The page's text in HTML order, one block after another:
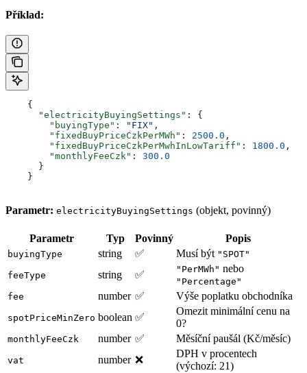
Příklad:
    {
      "electricityBuyingSettings"
: {
        "buyingType"
: "FIX" ,
        "fixedBuyPriceCzkPerMWh"
: 2500.0 ,
        "fixedBuyPriceCzkPerMwhInLowTariff"
: 1800.0 ,
        "monthlyFeeCzk"
: 300.0
      }
    }
Parametr: electricityBuyingSettings (objekt, povinný)
Parametr Typ Povinný Popis
buyingType string ✅ Musí být "SPOT"
feeType string ✅ "PerMWh" nebo
"Percentage"
fee
number ✅ Výše poplatku obchodníka
spotPriceMinZero boolean ✅
Omezit minimální cenu na
0?
monthlyFeeCzk number ✅ Měsíční paušál (Kč/měsíc)
vat number ❌
DPH v procentech
(výchozí: 21)